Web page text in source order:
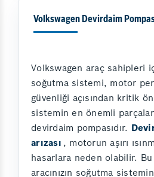
Volkswagen Devirdaim
Volkswagen araç sahipleri
soğutma sistemi, motor
güvenliği açısından kritik
sistemin en önemli
devirdaim pompasıdır.
arızası , motorun aşırı
hasarlara neden olabilir.
aracınızın soğutma